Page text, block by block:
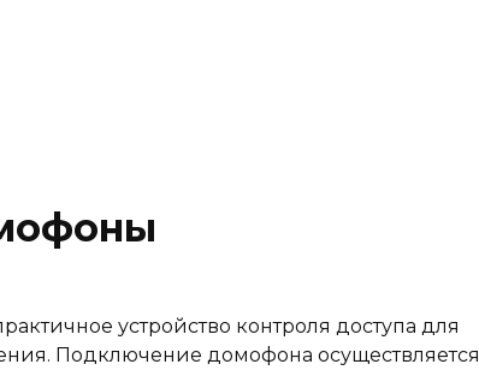
устройство контроля доступа для
Подключение домофона осуществляется